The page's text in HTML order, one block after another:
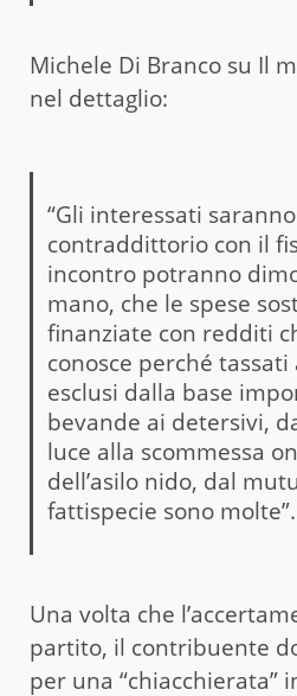
Michele Di Branco su Il
nel dettaglio:
“Gli interessati
contraddittorio con il
incontro potranno
mano, che le spese
finanziate con redditi
conosce perché
esclusi dalla base
bevande ai detersivi,
luce alla scommessa
dell’asilo nido, dal
fattispecie sono molte”.
Una volta che
partito, il contribuente
per una “chiacchierata”